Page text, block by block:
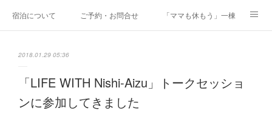
宿泊について ご予約・お問合せ 「ママも休もう」一棟貸しファ
2018.01.29 05:36
「LIFE WITH Nishi-Aizu」トークセッショ
ンに参加してきました